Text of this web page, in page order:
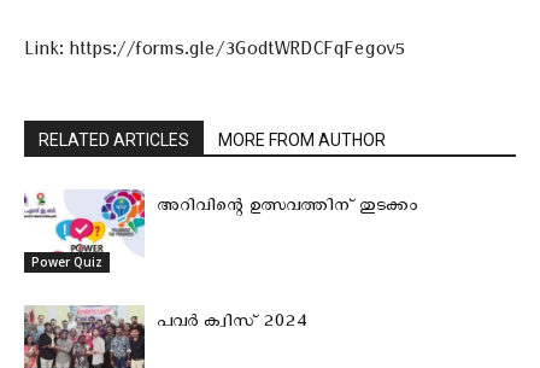
Link: https://forms.gle/3GodtWRDCFqFegov5
RELATED ARTICLES MORE FROM AUTHOR
Power Quiz
അറിവിന്റെ ഉത്സവത്തിന് തുടക്കം
പവർ ക്വിസ് 2024